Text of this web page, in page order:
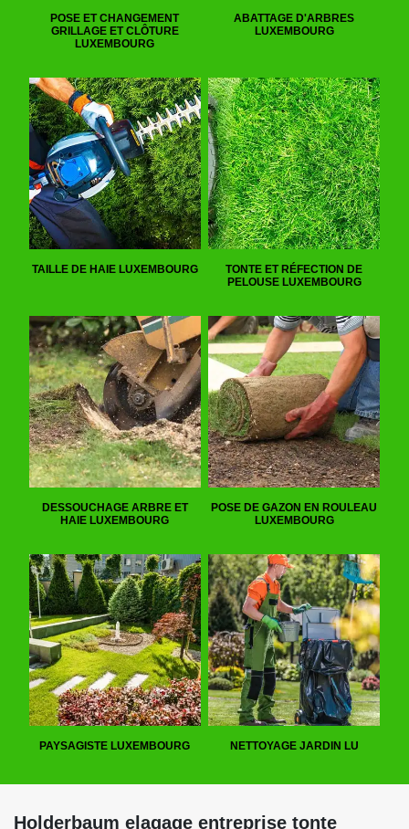
POSE ET CHANGEMENT
GRILLAGE ET CLÔTURE
LUXEMBOURG
ABATTAGE D'ARBRES
LUXEMBOURG
TAILLE DE HAIE LUXEMBOURG
TONTE ET RÉFECTION DE
PELOUSE LUXEMBOURG
DESSOUCHAGE ARBRE ET
HAIE LUXEMBOURG
POSE DE GAZON EN ROULEAU
LUXEMBOURG
PAYSAGISTE LUXEMBOURG NETTOYAGE JARDIN LU
Holderbaum elagage entreprise tonte